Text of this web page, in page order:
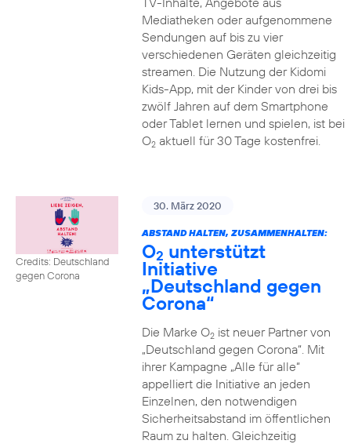
Mediatheken oder aufgenommene
Sendungen auf bis zu vier
verschiedenen Geräten gleichzeitig
streamen. Die Nutzung der Kidomi
Kids-App, mit der Kinder von drei bis
zwölf Jahren auf dem Smartphone
oder Tablet lernen und spielen, ist bei
O2aktuell für 30 Tage kostenfrei.
Credits: Deutschland
gegen Corona
30. März 2020
ABSTAND HALTEN, ZUSAMMENHALTEN:
O2 unterstützt
Initiative
„Deutschland gegen
Corona“
Die Marke O2ist neuer Partner von
„Deutschland gegen Corona“. Mit
ihrer Kampagne „Alle für alle“
appelliert die Initiative an jeden
Einzelnen, den notwendigen
Sicherheitsabstand im öffentlichen
Raum zu halten. Gleichzeitig